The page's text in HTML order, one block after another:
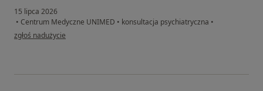
15 lipca 2026
• Centrum Medyczne UNIMED • konsultacja psychiatryczna •
w opinii użytkownika S.S.
zgłoś nadużycie